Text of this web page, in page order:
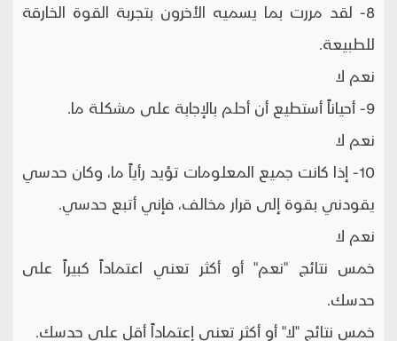
8- لقد مررت بما يسميه الأخرون بتجربة القوة الخارقة
للطبيعة.
نعم لا
9- أحياناً أستطيع أن أحلم بالإجابة على مشكلة ما.
نعم لا
10- إذا كانت جميع المعلومات تؤيد رأياً ما، وكان حدسي
يقودني بقوة إلى قرار مخالف، فإني أتبع حدسي.
نعم لا
خمس نتائج "نعم" أو أكثر تعني اعتماداً كبيراً على
حدسك.
خمس نتائج "لا" أو أكثر تعني إعتماداً أقل على حدسك.